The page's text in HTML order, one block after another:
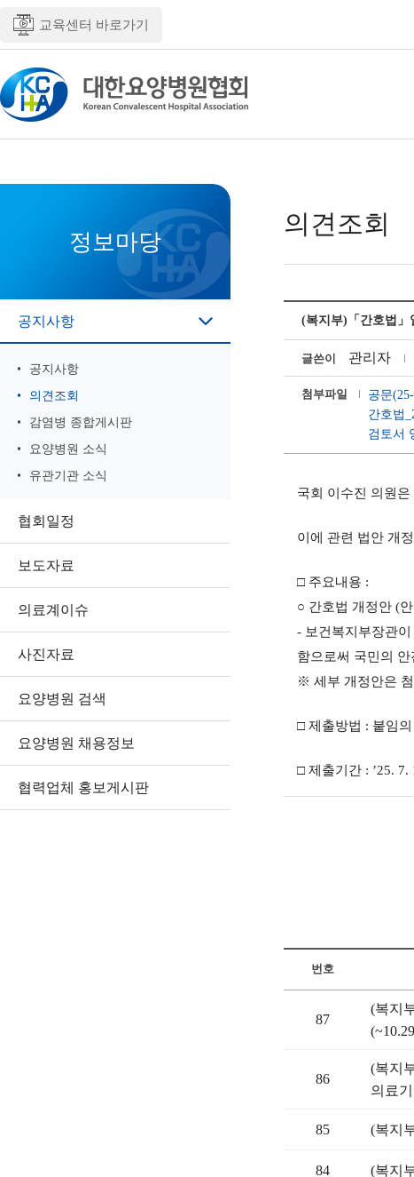
교육센터 바로가기
정보마당
공지사항
공지사항
의견조회
감염병 종합게시판
요양병원 소식
유관기관 소식
협회일정
보도자료
의료계이슈
사진자료
요양병원 검색
요양병원 채용정보
협력업체 홍보게시판
의견조회
(복지부)「간호법」
글쓴이 관리자
첨부파일
공문
간호법
검토서
국회 이수진 의원
이에 관련 법안 개
□ 주요내용 :
○ 간호법 개정안 (
- 보건복지부장관
함으로써 국민의
※ 세부 개정안은
□ 제출방법 : 붙임
□ 제출기간 : ’25. 7.
번호
87
(복지
86
(복지
의료
85 (복지
84 (복지